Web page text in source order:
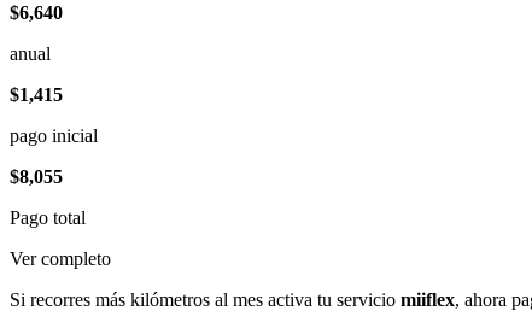
$6,640
anual
$1,415
pago inicial
$8,055
Pago total
Ver completo
Si recorres más kilómetros al mes activa tu servicio miiflex, ahora